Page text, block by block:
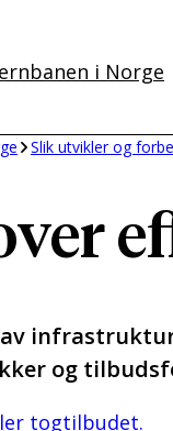
i Norge
Slik utvikler og
og
togtilbudet.